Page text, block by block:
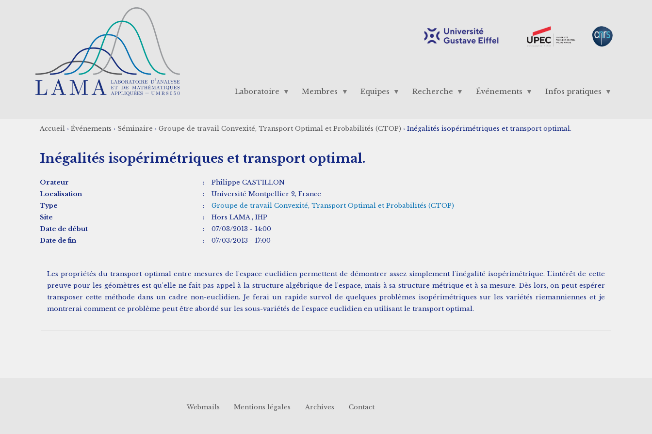
Laboratoire Membres Equipes Recherche Événements Infos pratiques
d'Ariane
Accueil › Événements › Séminaire › Groupe de travail Convexité, Transport Optimal et Probabilités (CTOP) › Inégalités isopérimétriques et transport optimal.
Inégalités isopérimétriques et transport optimal.
Orateur :
Philippe CASTILLON
Localisation
:
Université Montpellier 2, France
Type
:
Groupe de travail Convexité, Transport Optimal et Probabilités (CTOP)
Site
:
Hors LAMA , IHP
Date de début
:
07/03/2013 - 14:00
Date de fin
: 07/03/2013 - 17:00
Les propriétés du transport optimal entre mesures de l'espace euclidien permettent de démontrer assez simplement l'inégalité isopérimétrique. L'intérêt de cette
preuve pour les géomètres est qu'elle ne fait pas appel à la structure algébrique de l'espace, mais à sa structure métrique et à sa mesure. Dès lors, on peut espérer
transposer cette méthode dans un cadre non-euclidien. Je ferai un rapide survol de quelques problèmes isopérimétriques sur les variétés riemanniennes et je
montrerai comment ce problème peut être abordé sur les sous-variétés de l'espace euclidien en utilisant le transport optimal.
Webmails Mentions légales Archives Contact